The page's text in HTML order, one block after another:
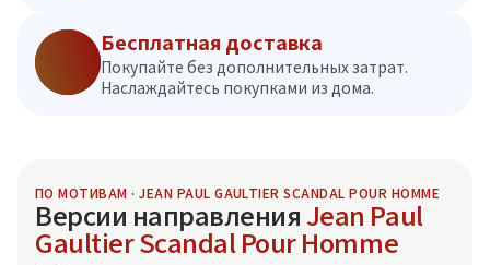
Бесплатная доставка
Покупайте без дополнительных затрат.
Наслаждайтесь покупками из дома.
ПО МОТИВАМ · JEAN PAUL GAULTIER SCANDAL POUR HOMME
Версии направления Jean Paul
Gaultier Scandal Pour Homme